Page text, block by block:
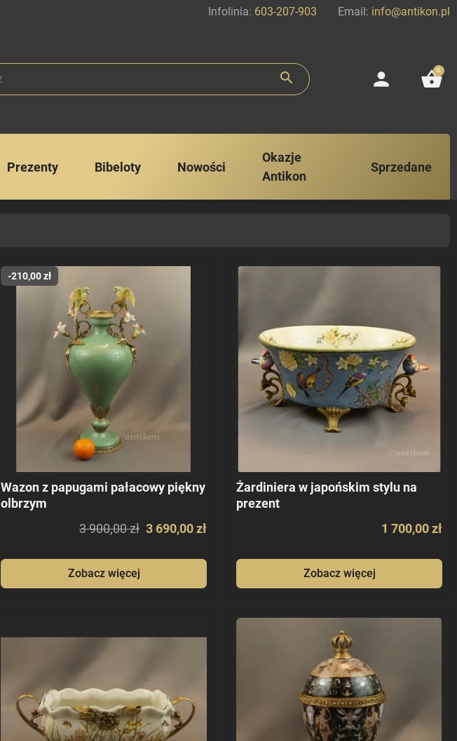
Infolinia: 603-207-903 Email: info@antikon.pl
search person shopping_basket
0
Prezenty Bibeloty Nowości
Okazje
Antikon
Sprzedane
-210,00 zł
Wazon z papugami pałacowy piękny
olbrzym
3 900,00 zł 3 690,00 zł
Zobacz więcej
Żardiniera w japońskim stylu na
prezent
1 700,00 zł
Zobacz więcej